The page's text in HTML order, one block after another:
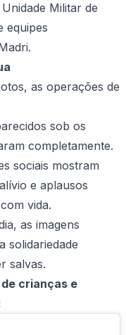
Militar de
equipes
as operações de
sob os
completamente.
sociais mostram
e aplausos
vida.
as imagens
solidariedade
salvas.
crianças e